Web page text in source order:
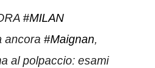
#MILAN
ancora #Maignan,
al polpaccio: esami